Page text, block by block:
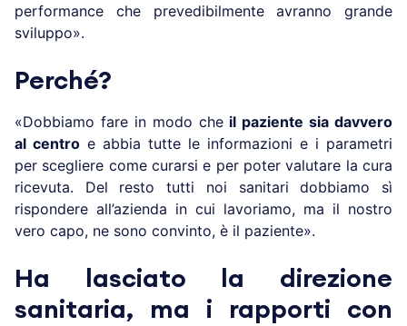
performance che prevedibilmente avranno grande
sviluppo».
Perché?
«Dobbiamo fare in modo che il paziente sia davvero
al centro e abbia tutte le informazioni e i parametri
per scegliere come curarsi e per poter valutare la cura
ricevuta. Del resto tutti noi sanitari dobbiamo sì
rispondere all’azienda in cui lavoriamo, ma il nostro
vero capo, ne sono convinto, è il paziente».
Ha lasciato la direzione
sanitaria, ma i rapporti con